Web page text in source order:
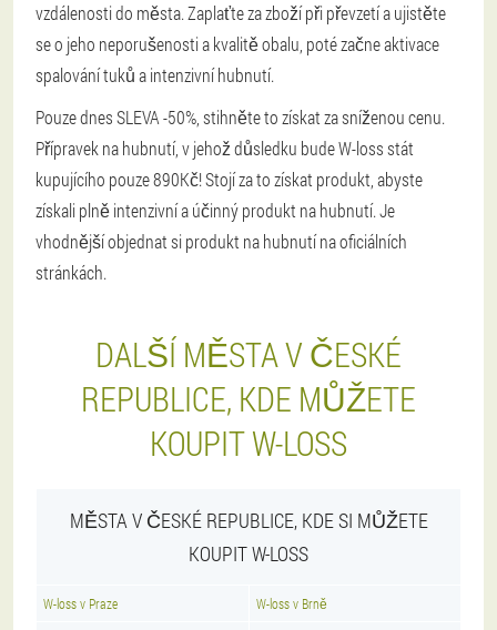
vzdálenosti do města. Zaplaťte za zboží při převzetí a ujistěte
se o jeho neporušenosti a kvalitě obalu, poté začne aktivace
spalování tuků a intenzivní hubnutí.
Pouze dnes SLEVA -50%, stihněte to získat za sníženou cenu.
Přípravek na hubnutí, v jehož důsledku bude W-loss stát
kupujícího pouze 890Kč! Stojí za to získat produkt, abyste
získali plně intenzivní a účinný produkt na hubnutí. Je
vhodnější objednat si produkt na hubnutí na oficiálních
stránkách.
DALŠÍ MĚSTA V ČESKÉ
REPUBLICE, KDE MŮŽETE
KOUPIT W-LOSS
MĚSTA V ČESKÉ REPUBLICE, KDE SI MŮŽETE
KOUPIT W-LOSS
W-loss v Praze W-loss v Brně